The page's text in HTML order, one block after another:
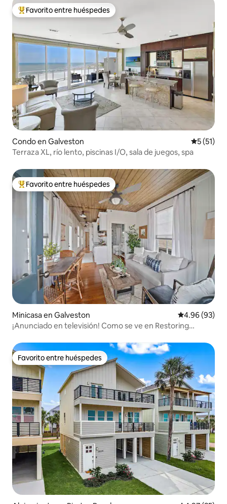
Favorito entre huéspedes preferido
Favorito entre huéspedes
Condo en Galveston
5 (51)
Terraza XL, río lento, piscinas I/O, sala de juegos, spa
Favorito entre huéspedes preferido
Favorito entre huéspedes
Minicasa en Galveston Calificación
4.96 (93)
¡Anunciado en televisión! Como se ve en Restoring
Favorito entre huéspedes
Favorito entre huéspedes